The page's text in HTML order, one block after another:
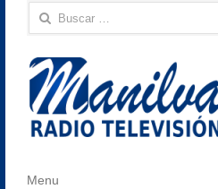
Buscar:
Menu
Menu